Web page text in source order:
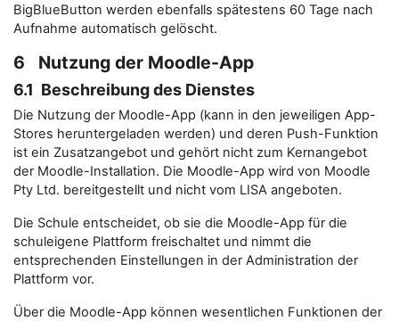
BigBlueButton werden ebenfalls spätestens 60 Tage nach
Aufnahme automatisch gelöscht.
6 Nutzung der Moodle-App
6.1 Beschreibung des Dienstes
Die Nutzung der Moodle-App (kann in den jeweiligen App-
Stores heruntergeladen werden) und deren Push-Funktion
ist ein Zusatzangebot und gehört nicht zum Kernangebot
der Moodle-Installation. Die Moodle-App wird von Moodle
Pty Ltd. bereitgestellt und nicht vom LISA angeboten.
Die Schule entscheidet, ob sie die Moodle-App für die
schuleigene Plattform freischaltet und nimmt die
entsprechenden Einstellungen in der Administration der
Plattform vor.
Über die Moodle-App können wesentlichen Funktionen der